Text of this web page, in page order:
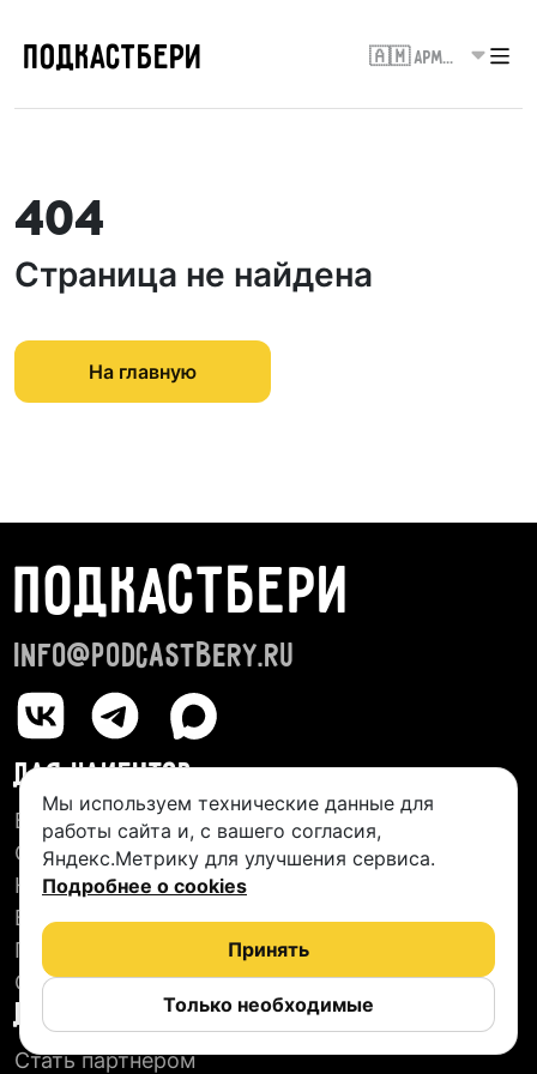
ПОДКАСТБЕРИ 🇦🇲 Армения
404
Страница не найдена
На главную
ПОДКАСТБЕРИ
info@podcastbery.ru
ДЛЯ КЛИЕНТОВ
База студий
О сервисе
Новые подкасты
Блог
Пользовательское соглашение
Отзывы
ДЛЯ СТУДИЙ
Стать партнером
Мы используем технические данные для
работы сайта и, с вашего согласия,
Яндекс.Метрику для улучшения сервиса.
Подробнее о cookies
Только необходимые
Принять